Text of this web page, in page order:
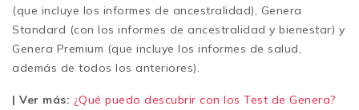
(que incluye los informes de ancestralidad), Genera
Standard (con los informes de ancestralidad y bienestar) y
Genera Premium (que incluye los informes de salud,
además de todos los anteriores).
| Ver más: ¿Qué puedo descubrir con los Test de Genera?